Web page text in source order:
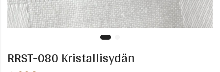
RRST-080 Kristallisydän